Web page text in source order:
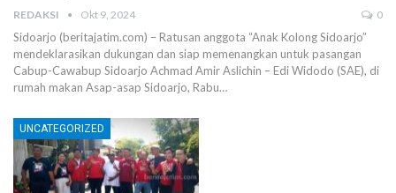
REDAKSI Okt 9, 2024 0
Sidoarjo (beritajatim.com) – Ratusan anggota “Anak Kolong Sidoarjo”
mendeklarasikan dukungan dan siap memenangkan untuk pasangan
Cabup-Cawabup Sidoarjo Achmad Amir Aslichin – Edi Widodo (SAE), di
rumah makan Asap-asap Sidoarjo, Rabu…
UNCATEGORIZED